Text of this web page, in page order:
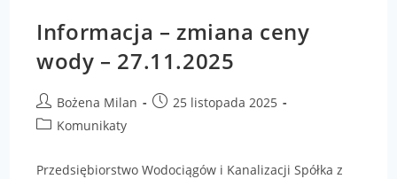
Informacja – zmiana ceny
wody – 27.11.2025
Bożena Milan
25 listopada 2025
Komunikaty
Przedsiębiorstwo Wodociągów i Kanalizacji Spółka z